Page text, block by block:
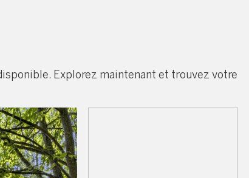
Explorez maintenant et trouvez votre